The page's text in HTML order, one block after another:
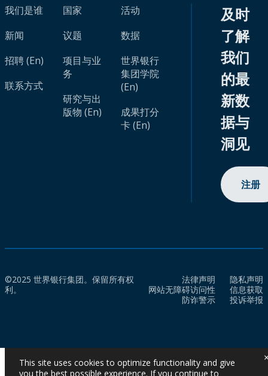
我们是谁
新闻
招聘 (En)
联系方式
国家
议题
项目与业
务
研究与出
版物 (En)
活动
数据
世界银行
集团学院
(En)
成果打分
卡 (En)
及时
了解
我们
的最
新数
据与
洞见
注册
©2025 世界银行集团。保留所有权
利。
法律声明
隐私声明
网站无障碍访问性
信息获取
防诈警示
投诉举报
This site uses cookies to optimize functionality and give
you the best possible experience. If you continue to